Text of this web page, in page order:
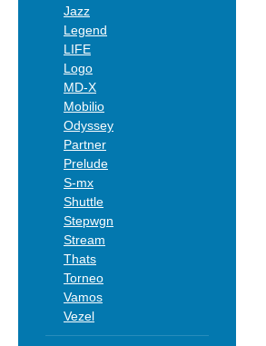
Jazz
Legend
LIFE
Logo
MD-X
Mobilio
Odyssey
Partner
Prelude
S-mx
Shuttle
Stepwgn
Stream
Thats
Torneo
Vamos
Vezel